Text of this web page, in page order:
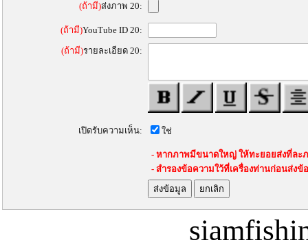
(ถ้ามี)ส่งภาพ 20:
(ถ้ามี)YouTube ID 20:
(ถ้ามี)รายละเอียด 20:
เปิดรับความเห็น: ใช่
- หากภาพมีขนาดใหญ่ ให้ทะยอยส่งที่ละ
- สำรองข้อความใว้ที่เครื่องท่านก่อนส่งข้